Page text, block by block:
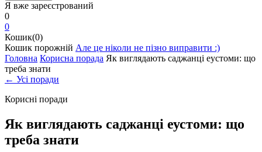
Я вже зареєстрований
0
0
Кошик(0)
Кошик порожній Але це ніколи не пізно виправити :)
Головна Корисна порада Як виглядають саджанці еустоми: що
треба знати
← Усі поради
Корисні поради
Як виглядають саджанці еустоми: що
треба знати